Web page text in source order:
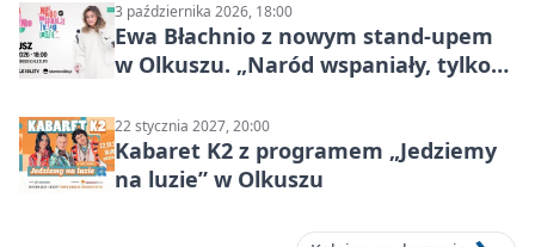
3 października 2026, 18:00
Ewa Błachnio z nowym stand-upem
w Olkuszu. „Naród wspaniały, tylko
22 stycznia 2027, 20:00
Kabaret K2 z programem „Jedziemy
na luzie” w Olkuszu